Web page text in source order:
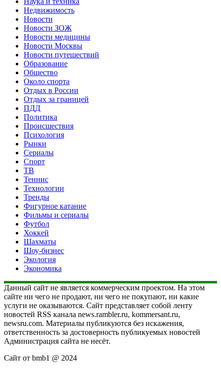
Недвижимость
Новости
Новости ЗОЖ
Новости медицины
Новости Москвы
Новости путешествий
Образование
Общество
Около спорта
Отдых в России
Отдых за границей
ПДД
Политика
Происшествия
Психология
Рынки
Сериалы
Спорт
ТВ
Теннис
Технологии
Тренды
Фигурное катание
Фильмы и сериалы
Футбол
Хоккей
Шахматы
Шоу-бизнес
Экология
Экономика
Данный сайт не является коммерческим проектом. На этом
сайте ни чего не продают, ни чего не покупают, ни какие
услуги не оказываются. Сайт представляет собой ленту
новостей RSS канала news.rambler.ru, kommersant.ru,
newsru.com. Материалы публикуются без искажения,
ответственность за достоверность публикуемых новостей
Администрация сайта не несёт.
Сайт от bmb1 @ 2024